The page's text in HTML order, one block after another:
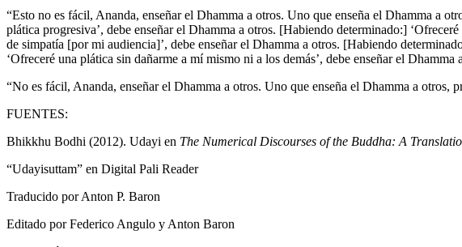
“Esto no es fácil, Ananda, enseñar el Dhamma a otros. Uno que enseña el Dhamma a
plática progresiva’, debe enseñar el Dhamma a otros. [Habiendo determinado:]
de simpatía [por mi audiencia]’, debe enseñar el Dhamma a otros. [Habiendo
‘Ofreceré una plática sin dañarme a mí mismo ni a los demás’, debe enseñar el Dhamma
“No es fácil, Ananda, enseñar el Dhamma a otros. Uno que enseña el Dhamma a otros,
FUENTES:
Bhikkhu Bodhi (2012). Udayi en The Numerical Discourses of the Buddha: A
“Udayisuttam” en Digital Pali Reader
Traducido porAnton P. Baron
Editado por Federico Angulo y Anton Baron